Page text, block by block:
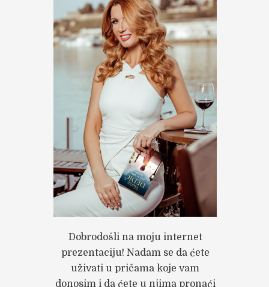
Dobrodošli na moju internet
prezentaciju! Nadam se da ćete
uživati u pričama koje vam
donosim i da ćete u njima pronaći